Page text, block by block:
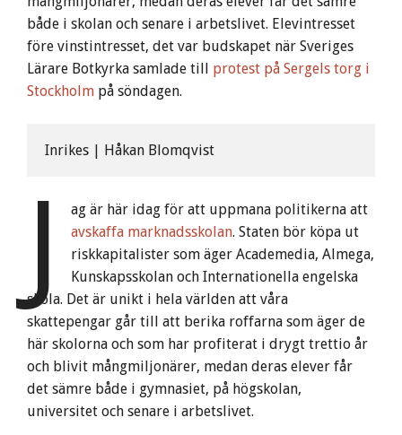
både i skolan och senare i arbetslivet. Elevintresset
före vinstintresset, det var budskapet när Sveriges
Lärare Botkyrka samlade till protest på Sergels torg i
Stockholm på söndagen.
Inrikes | Håkan Blomqvist
J
ag är här idag för att uppmana politikerna att
avskaffa marknadsskolan. Staten bör köpa ut
riskkapitalister som äger Academedia, Almega,
Kunskapsskolan och Internationella engelska
skola. Det är unikt i hela världen att våra
skattepengar går till att berika roffarna som äger de
här skolorna och som har profiterat i drygt trettio år
och blivit mångmiljonärer, medan deras elever får
det sämre både i gymnasiet, på högskolan,
universitet och senare i arbetslivet.